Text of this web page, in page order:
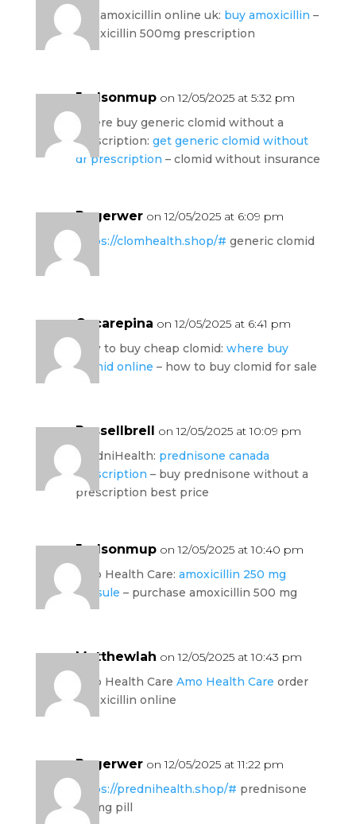
buy amoxicillin online uk: buy amoxicillin –
amoxicillin 500mg prescription
Judsonmup on 12/05/2025 at 5:32 pm
where buy generic clomid without a
prescription: get generic clomid without
dr prescription – clomid without insurance
Rogerwer on 12/05/2025 at 6:09 pm
https://clomhealth.shop/# generic clomid
pill
Oscarepina on 12/05/2025 at 6:41 pm
how to buy cheap clomid: where buy
clomid online – how to buy clomid for sale
Russellbrell on 12/05/2025 at 10:09 pm
PredniHealth: prednisone canada
prescription – buy prednisone without a
prescription best price
Judsonmup on 12/05/2025 at 10:40 pm
Amo Health Care: amoxicillin 250 mg
capsule – purchase amoxicillin 500 mg
Matthewlah on 12/05/2025 at 10:43 pm
Amo Health Care Amo Health Care order
amoxicillin online
Rogerwer on 12/05/2025 at 11:22 pm
https://prednihealth.shop/# prednisone
20 mg pill